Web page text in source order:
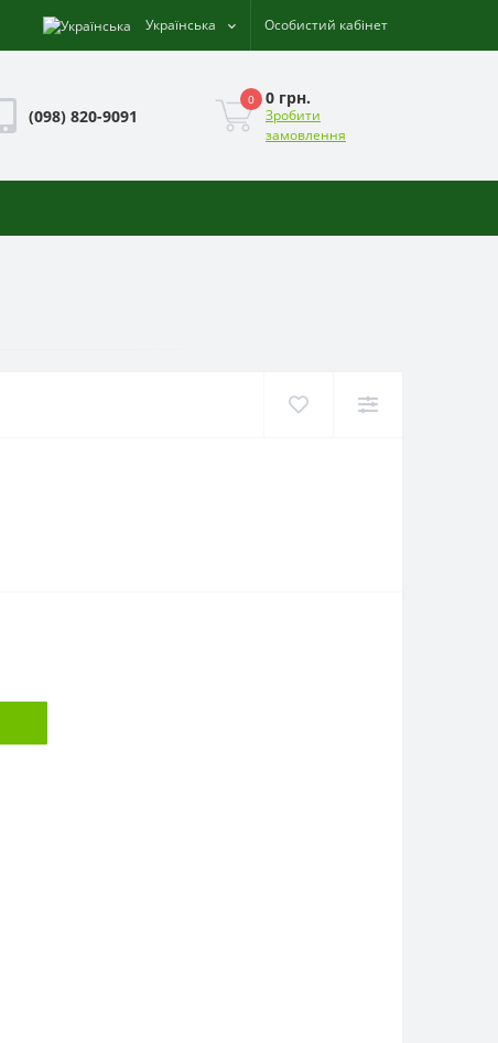
Українська Особистий кабінет
(098) 820-9091
0 0 грн.
Зробити
замовлення